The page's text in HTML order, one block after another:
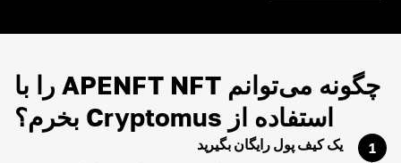
چگونه می‌توانم APENFT NFT را با
استفاده از Cryptomus بخرم؟
1
یک کیف پول رایگان بگیرید